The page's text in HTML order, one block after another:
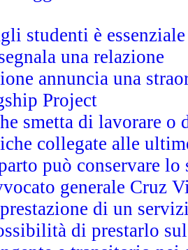
studenti è
una relazione
annuncia una
Project
smetta di lavorare
collegate alle
può conservare
generale Cruz
di un
di prestarlo